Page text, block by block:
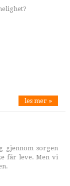
les mer »
gjennom sorgen
får leve. Men vi